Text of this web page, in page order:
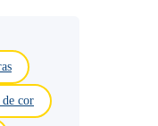
cor